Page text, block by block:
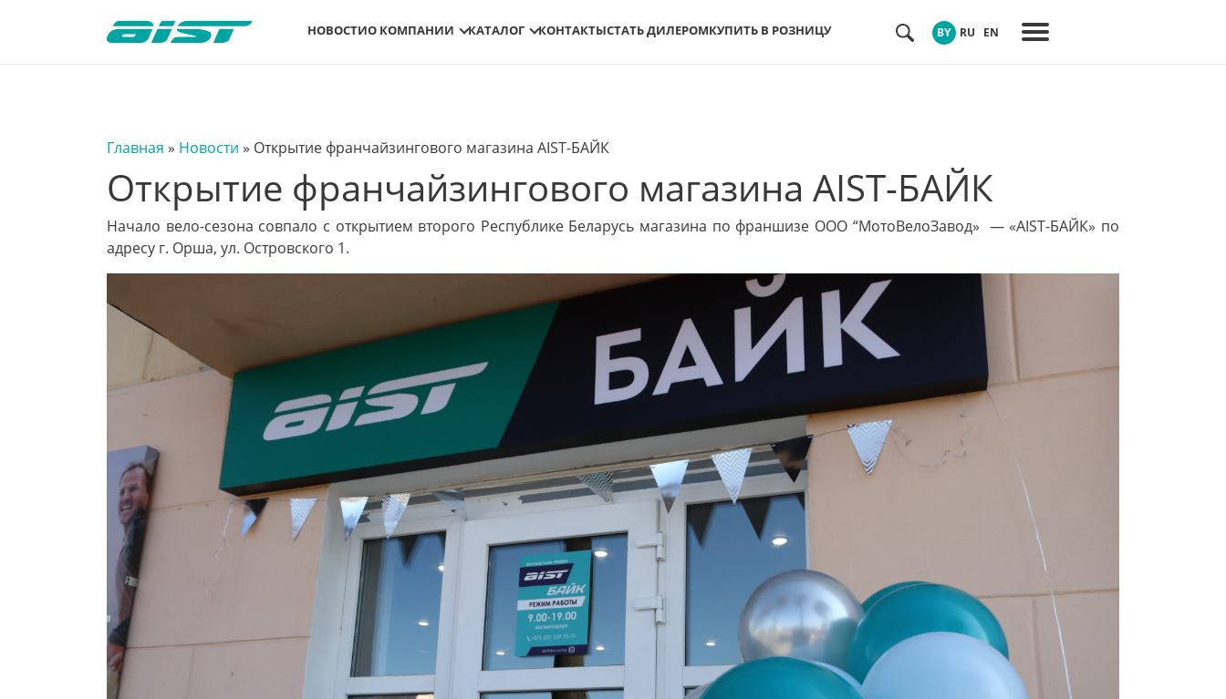
НОВОСТИО КОМПАНИИ КАТАЛОГ КОНТАКТЫСТАТЬ ДИЛЕРОМКУПИТЬ В РОЗНИЦУ BY RU EN
Главная » Новости » Открытие франчайзингового магазина AIST-БАЙК
Открытие франчайзингового магазина AIST-БАЙК
Начало вело-сезона совпало с открытием второго Республике Беларусь магазина по франшизе ООО “МотоВелоЗавод» — «AIST-БАЙК» по
адресу г. Орша, ул. Островского 1.